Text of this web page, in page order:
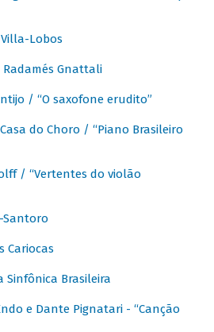
Lobos
Gnattali
/ “O saxofone erudito”
do Choro / “Piano Brasileiro
/ “Vertentes do violão
Santoro
Cariocas
Sinfônica Brasileira
e Dante Pignatari - “Canção